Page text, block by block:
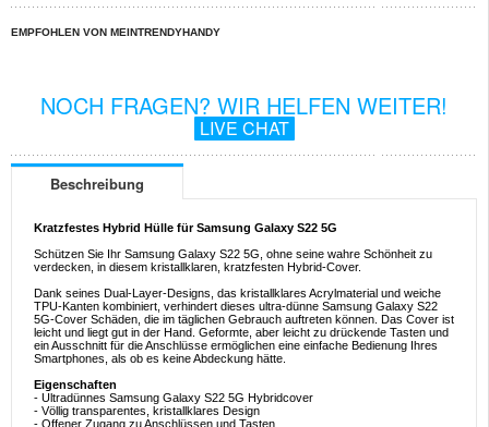
EMPFOHLEN VON MEINTRENDYHANDY
NOCH FRAGEN? WIR HELFEN WEITER!
LIVE CHAT
Beschreibung
Kratzfestes Hybrid Hülle für Samsung Galaxy S22 5G
Schützen Sie Ihr Samsung Galaxy S22 5G, ohne seine wahre Schönheit zu
verdecken, in diesem kristallklaren, kratzfesten Hybrid-Cover.
Dank seines Dual-Layer-Designs, das kristallklares Acrylmaterial und weiche
TPU-Kanten kombiniert, verhindert dieses ultra-dünne Samsung Galaxy S22
5G-Cover Schäden, die im täglichen Gebrauch auftreten können. Das Cover ist
leicht und liegt gut in der Hand. Geformte, aber leicht zu drückende Tasten und
ein Ausschnitt für die Anschlüsse ermöglichen eine einfache Bedienung Ihres
Smartphones, als ob es keine Abdeckung hätte.
Eigenschaften
- Ultradünnes Samsung Galaxy S22 5G Hybridcover
- Völlig transparentes, kristallklares Design
- Offener Zugang zu Anschlüssen und Tasten